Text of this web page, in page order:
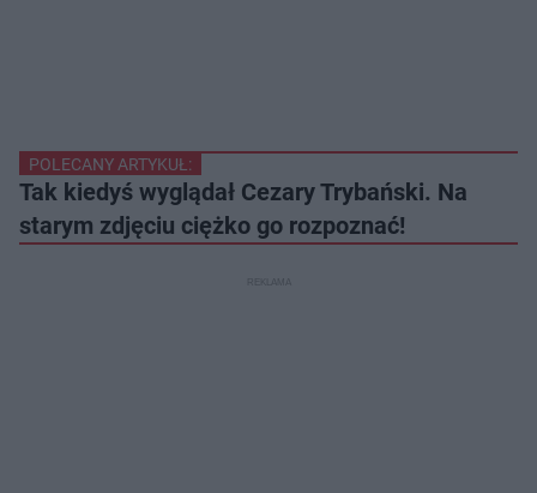
POLECANY ARTYKUŁ:
Tak kiedyś wyglądał Cezary Trybański. Na
starym zdjęciu ciężko go rozpoznać!